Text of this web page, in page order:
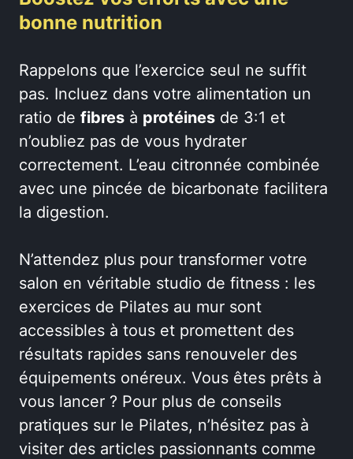
bonne nutrition
Rappelons que l’exercice seul ne suffit
pas. Incluez dans votre alimentation un
ratio de fibres à protéines de 3:1 et
n’oubliez pas de vous hydrater
correctement. L’eau citronnée combinée
avec une pincée de bicarbonate facilitera
la digestion.
N’attendez plus pour transformer votre
salon en véritable studio de fitness : les
exercices de Pilates au mur sont
accessibles à tous et promettent des
résultats rapides sans renouveler des
équipements onéreux. Vous êtes prêts à
vous lancer ? Pour plus de conseils
pratiques sur le Pilates, n’hésitez pas à
visiter des articles passionnants comme